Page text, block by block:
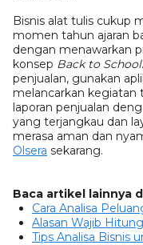
Bisnis alat tulis cukup
momen tahun ajaran
dengan menawarkan
konsep Back to School
penjualan, gunakan
melancarkan kegiatan
laporan penjualan
yang terjangkau dan
merasa aman dan
Olsera sekarang.
Baca artikel lainnya
Cara Analisa
Alasan Wajib
Tips Analisa Bisnis